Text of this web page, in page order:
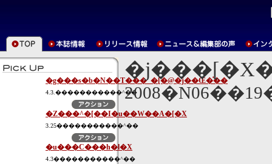
�g���s�b�N��T���_�[�@�j��Œ�̍��
4.3.�����������^��
�Z���^�[��I�u��W��A�[�X
3.25�����������^��
�u���C���h�l�X
4.3�����������^��